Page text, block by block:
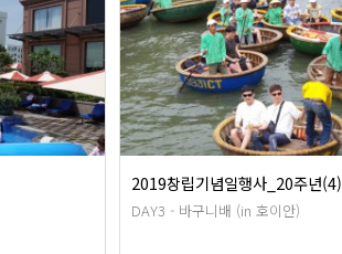
2019창립기념일행사_20주년(4)
DAY3 - 바구니배 (in 호이안)